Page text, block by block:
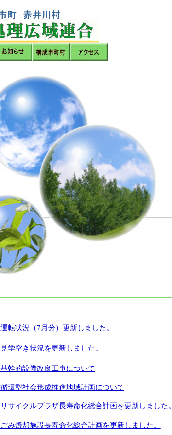
運転状況（7月分）更新しました。
見学空き状況を更新しました。
基幹的設備改良工事について
循環型社会形成推進地域計画について
リサイクルプラザ長寿命化総合計画を更新しました。
ごみ焼却施設長寿命化総合計画を更新しました。